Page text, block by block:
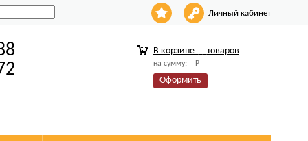
Личный кабинет
В корзине товаров
на сумму: Р
Оформить